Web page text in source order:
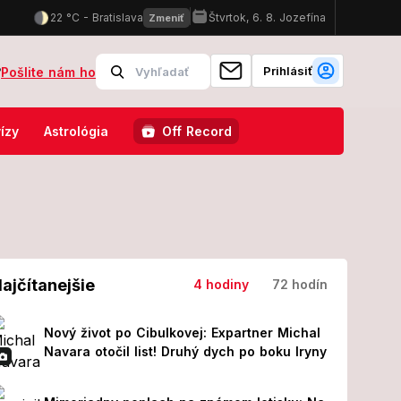
zasahujú protiteroristické zložky Slovenskí policajti majú v
Pošlite nám ho Prihlásiť
Astrológia Off Record
4 hodiny 72 hodín
Nový život po Cibulkovej: Expartner Michal
Navara otočil list! Druhý dych po boku Iryny